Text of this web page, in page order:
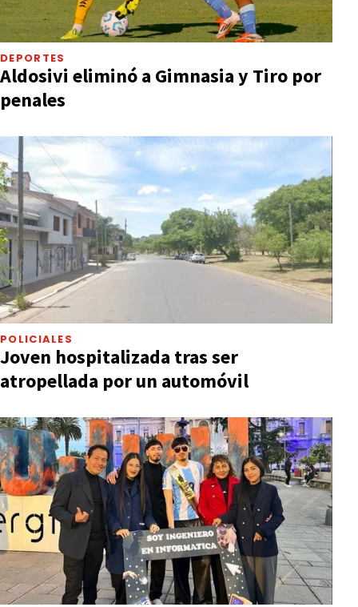
DEPORTES
Aldosivi eliminó a Gimnasia y Tiro por
penales
POLICIALES
Joven hospitalizada tras ser
atropellada por un automóvil